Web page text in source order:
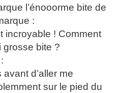
l’énooorme bite de
:
incroyable ! Comment
grosse bite ?
d’aller me
sur le pied du